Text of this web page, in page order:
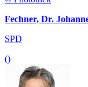
Fechner, Dr.
SPD
()